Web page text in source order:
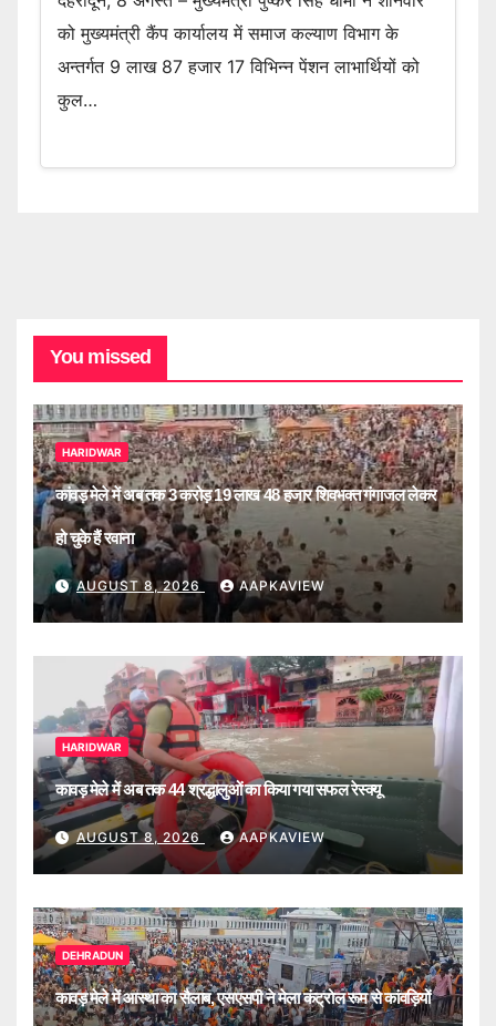
को मुख्यमंत्री कैंप कार्यालय में समाज कल्याण विभाग के
अन्तर्गत 9 लाख 87 हजार 17 विभिन्न पेंशन लाभार्थियों को
कुल…
You missed
HARIDWAR
कांवड़ मेले में अब तक 3 करोड़ 19 लाख 48 हजार शिवभक्त गंगाजल लेकर
हो चुके हैं रवाना
AUGUST 8, 2026 AAPKAVIEW
HARIDWAR
कावड़ मेले में अब तक 44 श्रद्धालुओं का किया गया सफल रेस्क्यू
AUGUST 8, 2026 AAPKAVIEW
DEHRADUN
कावड़ मेले में आस्था का सैलाब, एसएसपी ने मेला कंट्रोल रूम से कांवड़ियों